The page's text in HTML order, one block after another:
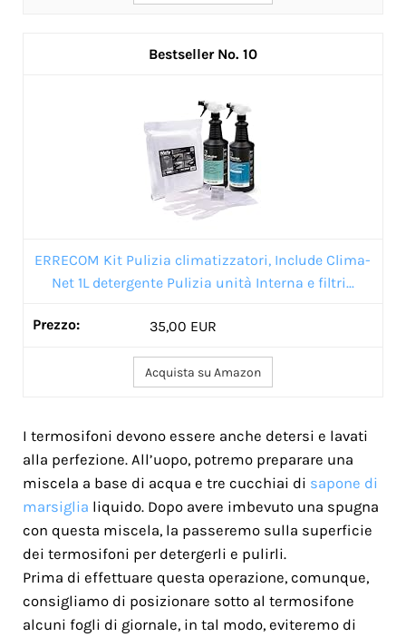
10
ERRECOM Kit Pulizia climatizzatori, Include Clima-
Net 1L detergente Pulizia unità Interna e filtri...
35,00 EUR
Acquista su Amazon
I termosifoni devono essere anche detersi e lavati
alla perfezione. All’uopo, potremo preparare una
miscela a base di acqua e tre cucchiai di sapone di
marsiglia liquido. Dopo avere imbevuto una spugna
con questa miscela, la passeremo sulla superficie
dei termosifoni per detergerli e pulirli.
Prima di effettuare questa operazione, comunque,
consigliamo di posizionare sotto al termosifone
alcuni fogli di giornale, in tal modo, eviteremo di